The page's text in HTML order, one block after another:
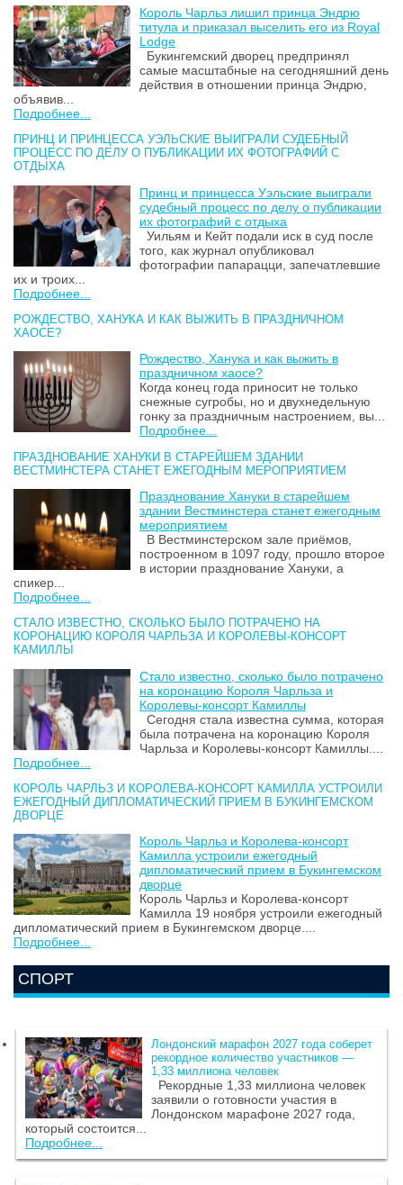
Король Чарльз лишил принца Эндрю
титула и приказал выселить его из Royal
Lodge
Букингемский дворец предпринял
самые масштабные на сегодняшний день
действия в отношении принца Эндрю,
объявив...
Подробнее...
ПРИНЦ И ПРИНЦЕССА УЭЛЬСКИЕ ВЫИГРАЛИ СУДЕБНЫЙ
ПРОЦЕСС ПО ДЕЛУ О ПУБЛИКАЦИИ ИХ ФОТОГРАФИЙ С
ОТДЫХА
Принц и принцесса Уэльские выиграли
судебный процесс по делу о публикации
их фотографий с отдыха
Уильям и Кейт подали иск в суд после
того, как журнал опубликовал
фотографии папарацци, запечатлевшие
их и троих...
Подробнее...
РОЖДЕСТВО, ХАНУКА И КАК ВЫЖИТЬ В ПРАЗДНИЧНОМ
ХАОСЕ?
Рождество, Ханука и как выжить в
праздничном хаосе?
Когда конец года приносит не только
снежные сугробы, но и двухнедельную
гонку за праздничным настроением, вы...
Подробнее...
ПРАЗДНОВАНИЕ ХАНУКИ В СТАРЕЙШЕМ ЗДАНИИ
ВЕСТМИНСТЕРА СТАНЕТ ЕЖЕГОДНЫМ МЕРОПРИЯТИЕМ
Празднование Хануки в старейшем
здании Вестминстера станет ежегодным
мероприятием
В Вестминстерском зале приёмов,
построенном в 1097 году, прошло второе
в истории празднование Хануки, а
спикер...
Подробнее...
СТАЛО ИЗВЕСТНО, СКОЛЬКО БЫЛО ПОТРАЧЕНО НА
КОРОНАЦИЮ КОРОЛЯ ЧАРЛЬЗА И КОРОЛЕВЫ-КОНСОРТ
КАМИЛЛЫ
Стало известно, сколько было потрачено
на коронацию Короля Чарльза и
Королевы-консорт Камиллы
Сегодня стала известна сумма, которая
была потрачена на коронацию Короля
Чарльза и Королевы-консорт Камиллы....
Подробнее...
КОРОЛЬ ЧАРЛЬЗ И КОРОЛЕВА-КОНСОРТ КАМИЛЛА УСТРОИЛИ
ЕЖЕГОДНЫЙ ДИПЛОМАТИЧЕСКИЙ ПРИЕМ В БУКИНГЕМСКОМ
ДВОРЦЕ
Король Чарльз и Королева-консорт
Камилла устроили ежегодный
дипломатический прием в Букингемском
дворце
Король Чарльз и Королева-консорт
Камилла 19 ноября устроили ежегодный
дипломатический прием в Букингемском дворце....
Подробнее...
СПОРТ
Лондонский марафон 2027 года соберет
рекордное количество участников —
1,33 миллиона человек
Рекордные 1,33 миллиона человек
заявили о готовности участия в
Лондонском марафоне 2027 года,
который состоится...
Подробнее...